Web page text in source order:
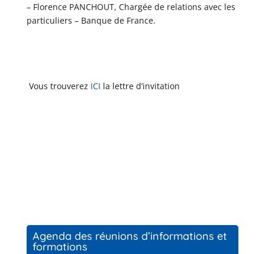
– Florence PANCHOUT, Chargée de relations avec les
particuliers – Banque de France.
Vous trouverez ICI la lettre d’invitation
Agenda des réunions d’informations et
formations